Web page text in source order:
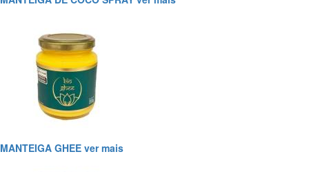
MANTEIGA GHEE ver mais